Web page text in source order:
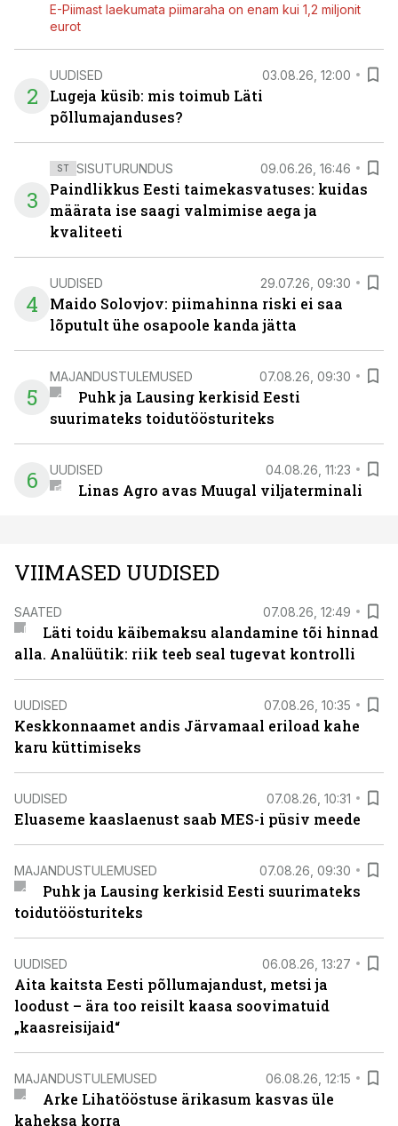
E-Piimast laekumata piimaraha on enam kui 1,2 miljonit
eurot
2
UUDISED 03.08.26, 12:00
Lugeja küsib: mis toimub Läti
põllumajanduses?
3
ST SISUTURUNDUS 09.06.26, 16:46
Paindlikkus Eesti taimekasvatuses: kuidas
määrata ise saagi valmimise aega ja
kvaliteeti
4
UUDISED 29.07.26, 09:30
Maido Solovjov: piimahinna riski ei saa
lõputult ühe osapoole kanda jätta
5
MAJANDUSTULEMUSED 07.08.26, 09:30
Puhk ja Lausing kerkisid Eesti
suurimateks toidutöösturiteks
6 UUDISED 04.08.26, 11:23
Linas Agro avas Muugal viljaterminali
VIIMASED UUDISED
SAATED 07.08.26, 12:49
Läti toidu käibemaksu alandamine tõi hinnad
alla. Analüütik: riik teeb seal tugevat kontrolli
UUDISED 07.08.26, 10:35
Keskkonnaamet andis Järvamaal eriload kahe
karu küttimiseks
UUDISED 07.08.26, 10:31
Eluaseme kaaslaenust saab MES-i püsiv meede
MAJANDUSTULEMUSED 07.08.26, 09:30
Puhk ja Lausing kerkisid Eesti suurimateks
toidutöösturiteks
UUDISED 06.08.26, 13:27
Aita kaitsta Eesti põllumajandust, metsi ja
loodust – ära too reisilt kaasa soovimatuid
„kaasreisijaid“
MAJANDUSTULEMUSED 06.08.26, 12:15
Arke Lihatööstuse ärikasum kasvas üle
kaheksa korra